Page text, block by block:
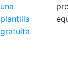
una
plantilla
gratuita